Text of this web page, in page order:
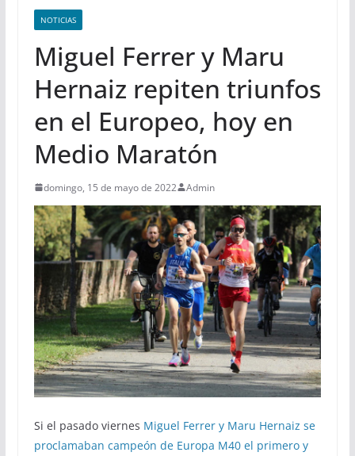
NOTICIAS
Miguel Ferrer y Maru
Hernaiz repiten triunfos
en el Europeo, hoy en
Medio Maratón
domingo, 15 de mayo de 2022 Admin
Si el pasado viernes Miguel Ferrer y Maru Hernaiz se
proclamaban campeón de Europa M40 el primero y